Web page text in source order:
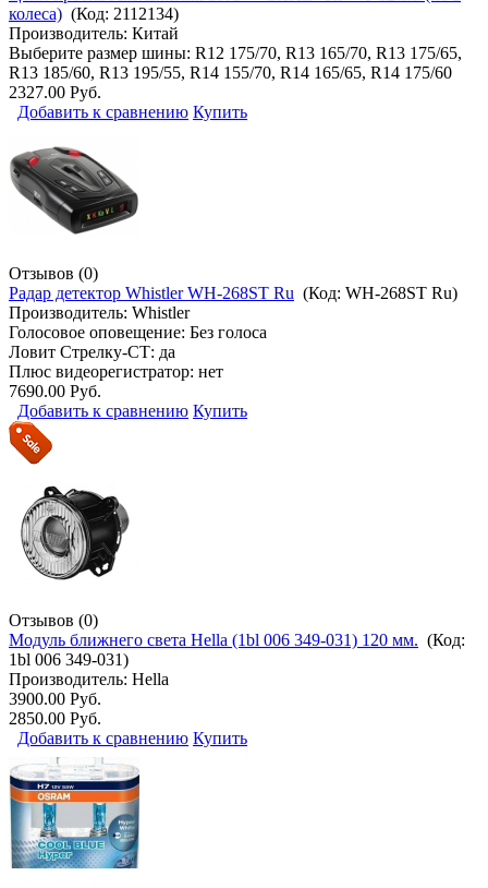
колеса) (Код: 2112134)
Производитель: Китай
Выберите размер шины: R12 175/70, R13 165/70, R13 175/65,
R13 185/60, R13 195/55, R14 155/70, R14 165/65, R14 175/60
2327.00 Руб.
Добавить к сравнению Купить
Отзывов (0)
Радар детектор Whistler WH-268ST Ru (Код: WH-268ST Ru)
Производитель: Whistler
Голосовое оповещение: Без голоса
Ловит Стрелку-СТ: да
Плюс видеорегистратор: нет
7690.00 Руб.
Добавить к сравнению Купить
Отзывов (0)
Модуль ближнего света Hella (1bl 006 349-031) 120 мм. (Код:
1bl 006 349-031)
Производитель: Hella
3900.00 Руб.
2850.00 Руб.
Добавить к сравнению Купить